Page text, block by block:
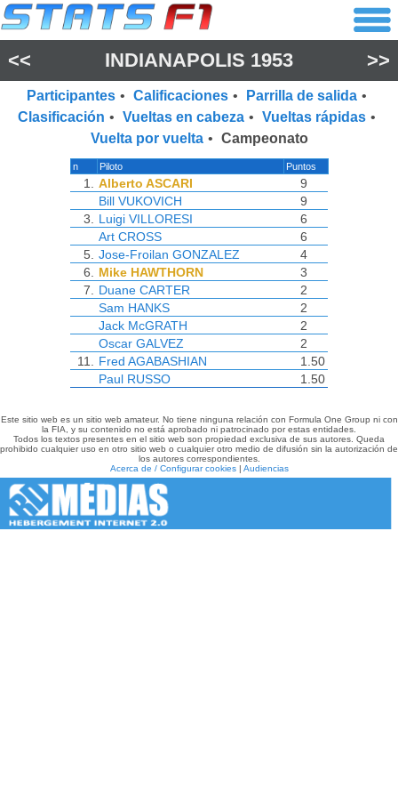
<< INDIANAPOLIS 1953 >>
Participantes • Calificaciones • Parrilla de salida •
Clasificación • Vueltas en cabeza • Vueltas rápidas •
Vuelta por vuelta • Campeonato
n Piloto Puntos
1. Alberto ASCARI
9
Bill VUKOVICH
9
3.
Luigi VILLORESI
6
Art CROSS
6
5. Jose-Froilan GONZALEZ
4
6.
Mike HAWTHORN
3
7.
Duane CARTER
2
Sam HANKS
2
Jack McGRATH
2
Oscar GALVEZ
2
11.
Fred AGABASHIAN
1.50
Paul RUSSO
1.50
Este sitio web es un sitio web amateur. No tiene ninguna relación con Formula One Group ni con
la FIA, y su contenido no está aprobado ni patrocinado por estas entidades.
Todos los textos presentes en el sitio web son propiedad exclusiva de sus autores. Queda
prohibido cualquier uso en otro sitio web o cualquier otro medio de difusión sin la autorización de
los autores correspondientes.
Acerca de / Configurar cookies| Audiencias